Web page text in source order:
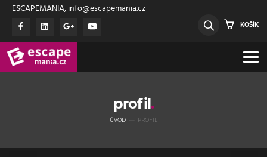
ESCAPEMANIA, info@escapemania.cz
KOŠÍK
profil
ÚVOD PROFIL